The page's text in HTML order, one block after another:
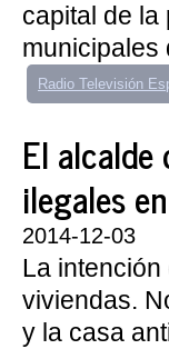
capital de la
municipales
Radio Televisión
El
ilegales
2014-12-03
La
viviendas.
y la casa